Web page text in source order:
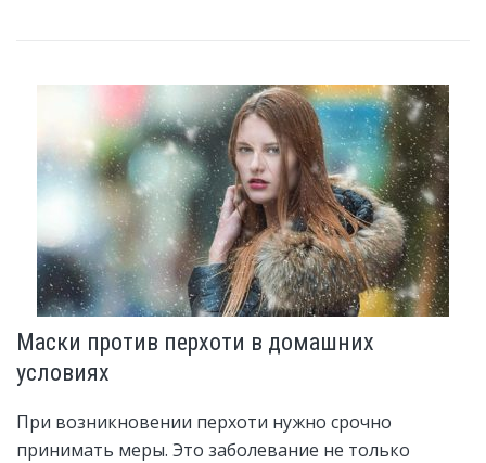
Маски против перхоти в домашних
условиях
При возникновении перхоти нужно срочно
принимать меры. Это заболевание не только